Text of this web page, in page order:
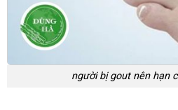
người bị gout nên hạn